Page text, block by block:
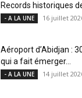
Records historiques
- A LA UNE 16 juillet
Aéroport d’Abidjan :
qui a fait émerger...
- A LA UNE 14 juillet